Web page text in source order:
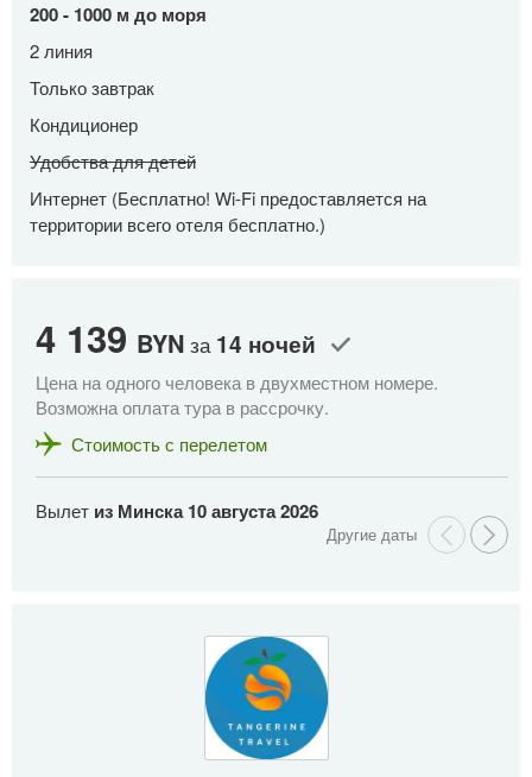
200 - 1000 м до моря
2 линия
Только завтрак
Кондиционер
Удобства для детей
Интернет (Бесплатно! Wi-Fi предоставляется на
территории всего отеля бесплатно.)
4 139 BYN за 14 ночей
Цена на одного человека в двухместном номере.
Возможна оплата тура в рассрочку.
Стоимость с перелетом
Вылет из Минска10 августа 2026